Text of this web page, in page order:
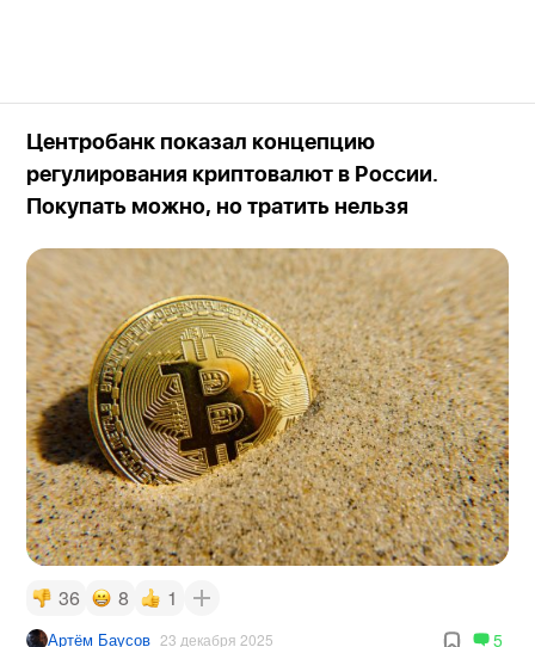
Центробанк показал концепцию
регулирования криптовалют в России.
Покупать можно, но тратить нельзя
36 8 1
Артём Баусов 23 декабря 2025 5